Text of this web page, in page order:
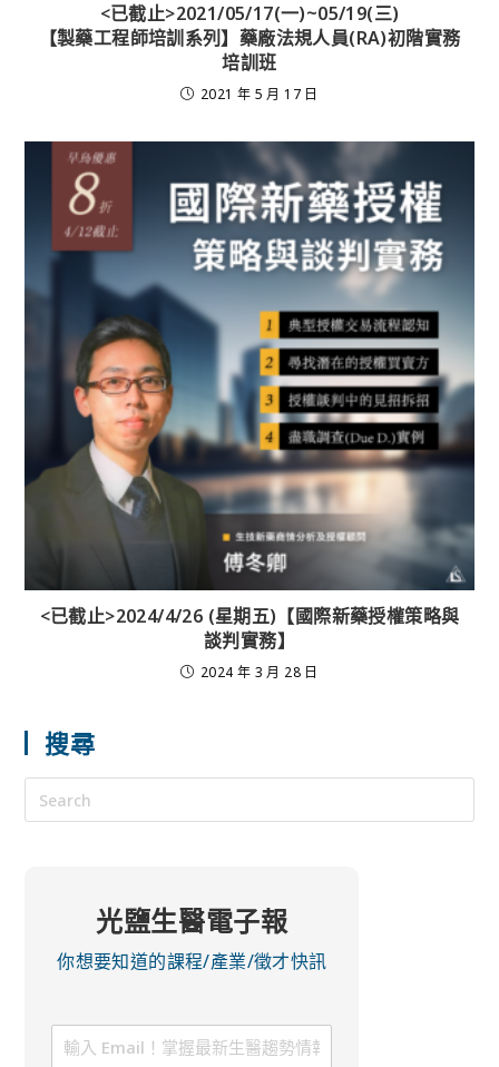
<已截止>2021/05/17(一)~05/19(三)
【製藥工程師培訓系列】藥廠法規人員(RA)初階實務
培訓班
2021 年 5 月 17 日
<已截止>2024/4/26 (星期五)【國際新藥授權策略與
談判實務】
2024 年 3 月 28 日
搜尋
光鹽生醫電子報
你想要知道的課程/產業/徵才快訊